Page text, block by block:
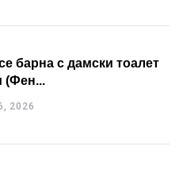
барна с дамски тоалет
(Фен...
2026